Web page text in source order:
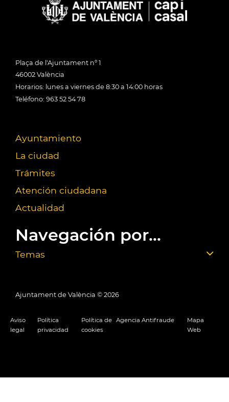
Plaça de l'Ajuntament nº 1
46002 València
Horarios: lunes a viernes de 8:30 a 14:00 horas
Teléfono: 963 52 54 78
Ayuntamiento
La ciudad
Trámites
Atención ciudadana
Actualidad
Navegación por...
Temas
Ajuntament de València © 2026
Aviso
legal
Política
privacidad
Política de
cookies
Agencia Antifraude
Mapa
Web